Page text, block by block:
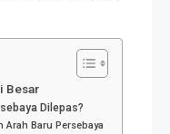
Besar
Dilepas?
Arah Baru Persebaya